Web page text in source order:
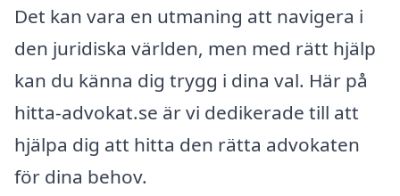
Det kan vara en utmaning att navigera i
den juridiska världen, men med rätt hjälp
kan du känna dig trygg i dina val. Här på
hitta-advokat.se är vi dedikerade till att
hjälpa dig att hitta den rätta advokaten
för dina behov.